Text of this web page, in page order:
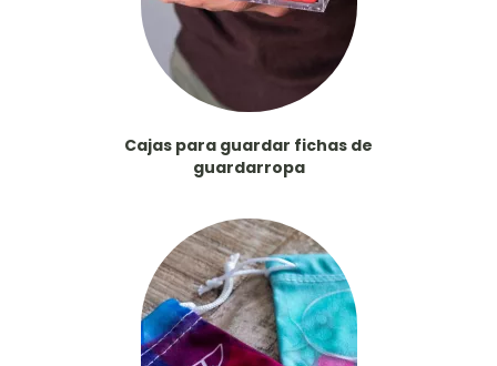
Cajas para guardar fichas de
guardarropa